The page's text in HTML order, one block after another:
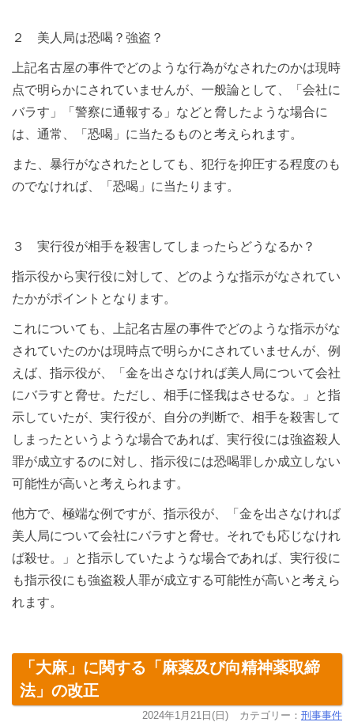
２ 美人局は恐喝？強盗？
上記名古屋の事件でどのような行為がなされたのかは現時
点で明らかにされていませんが、一般論として、「会社に
バラす」「警察に通報する」などと脅したような場合に
は、通常、「恐喝」に当たるものと考えられます。
また、暴行がなされたとしても、犯行を抑圧する程度のも
のでなければ、「恐喝」に当たります。
３ 実行役が相手を殺害してしまったらどうなるか？
指示役から実行役に対して、どのような指示がなされてい
たかがポイントとなります。
これについても、上記名古屋の事件でどのような指示がな
されていたのかは現時点で明らかにされていませんが、例
えば、指示役が、「金を出さなければ美人局について会社
にバラすと脅せ。ただし、相手に怪我はさせるな。」と指
示していたが、実行役が、自分の判断で、相手を殺害して
しまったというような場合であれば、実行役には強盗殺人
罪が成立するのに対し、指示役には恐喝罪しか成立しない
可能性が高いと考えられます。
他方で、極端な例ですが、指示役が、「金を出さなければ
美人局について会社にバラすと脅せ。それでも応じなけれ
ば殺せ。」と指示していたような場合であれば、実行役に
も指示役にも強盗殺人罪が成立する可能性が高いと考えら
れます。
「大麻」に関する「麻薬及び向精神薬取締
法」の改正
2024年1月21日(日) カテゴリー： 刑事事件